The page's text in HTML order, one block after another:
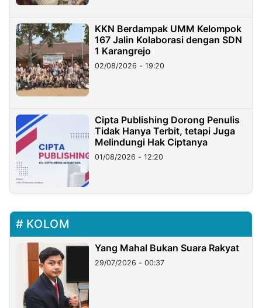
KKN Berdampak UMM Kelompok
167 Jalin Kolaborasi dengan SDN
1 Karangrejo
02/08/2026 - 19:20
Cipta Publishing Dorong Penulis
Tidak Hanya Terbit, tetapi Juga
Melindungi Hak Ciptanya
01/08/2026 - 12:20
KOLOM
Yang Mahal Bukan Suara Rakyat
29/07/2026 - 00:37